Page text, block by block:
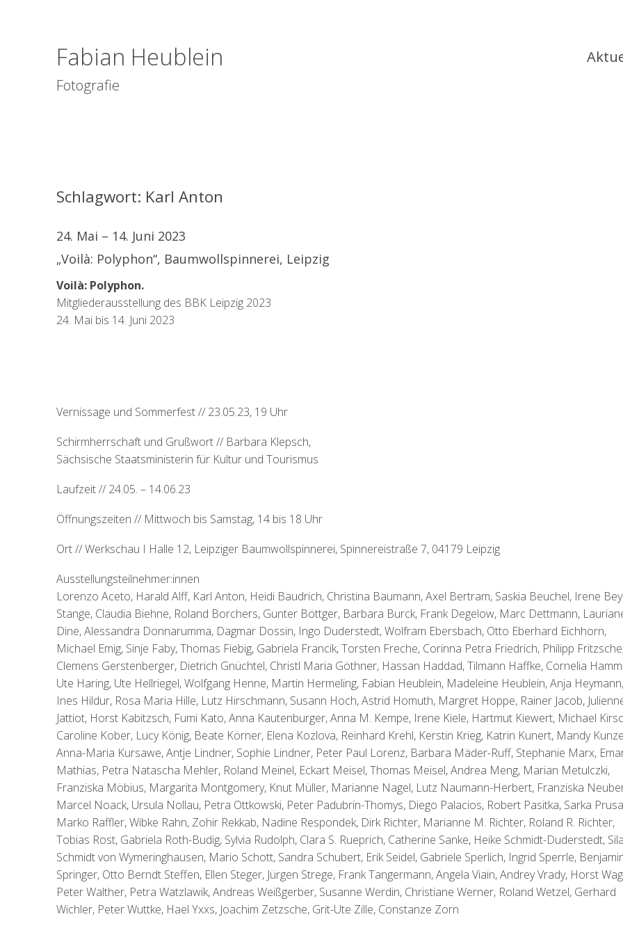
Fabian Heublein
Fotografie
Schlagwort: Karl Anton
24. Mai – 14. Juni 2023
„Voilà: Polyphon“, Baumwollspinnerei, Leipzig
Voilà: Polyphon.
Mitgliederausstellung des BBK Leipzig 2023
24. Mai bis 14. Juni 2023
Vernissage und Sommerfest // 23.05.23, 19 Uhr
Schirmherrschaft und Grußwort // Barbara Klepsch,
Sächsische Staatsministerin für Kultur und Tourismus
Laufzeit // 24.05. – 14.06.23
Öffnungszeiten // Mittwoch bis Samstag, 14 bis 18 Uhr
Ort // Werkschau I Halle 12, Leipziger Baumwollspinnerei, Spinnereistraße 7, 04179 Leipzig
Ausstellungsteilnehmer:innen
Lorenzo Aceto, Harald Alff, Karl Anton, Heidi Baudrich, Christina Baumann, Axel Bertram, Saskia Beuchel, Irene
Stange, Claudia Biehne, Roland Borchers, Gunter Böttger, Barbara Burck, Frank Degelow, Marc Dettmann,
Dine, Alessandra Donnarumma, Dagmar Dossin, Ingo Duderstedt, Wolfram Ebersbach, Otto Eberhard Eichhorn,
Michael Emig, Sinje Faby, Thomas Fiebig, Gabriela Francik, Torsten Freche, Corinna Petra Friedrich, Philipp
Clemens Gerstenberger, Dietrich Gnüchtel, Christl Maria Göthner, Hassan Haddad, Tilmann Haffke, Cornelia
Ute Haring, Ute Hellriegel, Wolfgang Henne, Martin Hermeling, Fabian Heublein, Madeleine Heublein, Anja Heymann,
Ines Hildur, Rosa Maria Hille, Lutz Hirschmann, Susann Hoch, Astrid Homuth, Margret Hoppe, Rainer Jacob,
Jattiot, Horst Kabitzsch, Fumi Kato, Anna Kautenburger, Anna M. Kempe, Irene Kiele, Hartmut Kiewert, Michael
Caroline Kober, Lucy König, Beate Körner, Elena Kozlova, Reinhard Krehl, Kerstin Krieg, Katrin Kunert, Mandy
Anna-Maria Kursawe, Antje Lindner, Sophie Lindner, Peter Paul Lorenz, Barbara Mäder-Ruff, Stephanie Marx,
Mathias, Petra Natascha Mehler, Roland Meinel, Eckart Meisel, Thomas Meisel, Andrea Meng, Marian Metulczki,
Franziska Möbius, Margarita Montgomery, Knut Müller, Marianne Nagel, Lutz Naumann-Herbert, Franziska
Marcel Noack, Ursula Nollau, Petra Ottkowski, Peter Padubrin-Thomys, Diego Palacios, Robert Pasitka, Sarka
Marko Raffler, Wibke Rahn, Zohir Rekkab, Nadine Respondek, Dirk Richter, Marianne M. Richter, Roland R. Richter,
Tobias Rost, Gabriela Roth-Budig, Sylvia Rudolph, Clara S. Rueprich, Catherine Sanke, Heike Schmidt-Duderstedt,
Schmidt von Wymeringhausen, Mario Schott, Sandra Schubert, Erik Seidel, Gabriele Sperlich, Ingrid Sperrle,
Springer, Otto Berndt Steffen, Ellen Steger, Jürgen Strege, Frank Tangermann, Angela Viain, Andrey Vrady, Horst
Peter Walther, Petra Watzlawik, Andreas Weißgerber, Susanne Werdin, Christiane Werner, Roland Wetzel, Gerhard
Wichler, Peter Wuttke, Hael Yxxs, Joachim Zetzsche, Grit-Ute Zille, Constanze Zorn